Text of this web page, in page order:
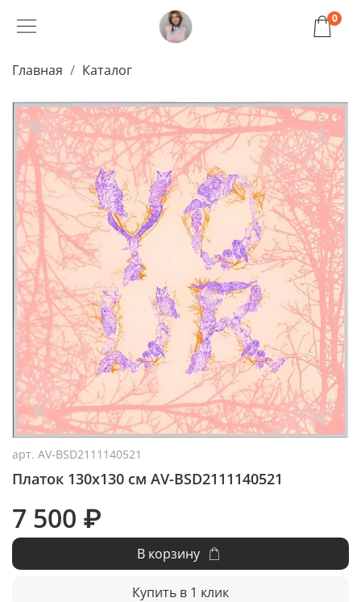
0
Главная Каталог
арт. AV-BSD2111140521
Платок 130x130 см AV-BSD2111140521
7 500 ₽
В корзину
Купить в 1 клик